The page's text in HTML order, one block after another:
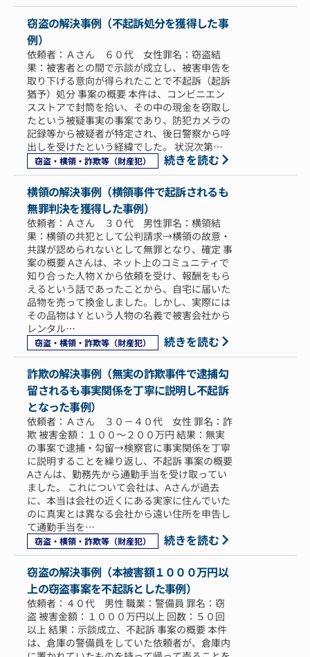
窃盗の解決事例（不起訴処分を獲得した事
例）
依頼者：Ａさん ６０代 女性罪名：窃盗結
果：被害者との間で示談が成立し、被害申告を
取り下げる意向が得られたことで不起訴（起訴
猶予）処分 事案の概要 本件は、コンビニエン
スストアで封筒を拾い、その中の現金を窃取し
たという被疑事実の事案であり、防犯カメラの
記録等から被疑者が特定され、後日警察から呼
出しを受けたという経緯でした。 状況次第…
窃盗・横領・詐欺等（財産犯）
続きを読む
横領の解決事例（横領事件で起訴されるも
無罪判決を獲得した事例）
依頼者：Ａさん ３０代 男性罪名：横領結
果：横領の共犯として公判請求→横領の故意・
共謀が認められないとして無罪となり、確定 事
案の概要 Aさんは、ネット上のコミュニティで
知り合った人物Ｘから依頼を受け、報酬をもら
えるという話であったことから、自宅に届いた
品物を売って換金しました。しかし、実際には
その品物はＹという人物の名義で被害会社から
レンタル…
窃盗・横領・詐欺等（財産犯）
続きを読む
詐欺の解決事例（無実の詐欺事件で逮捕勾
留されるも事実関係を丁寧に説明し不起訴
となった事例）
依頼者：Ａさん ３０－４０代 女性 罪名：詐
欺 被害金額：１００～２００万円 結果：無実
の事案で逮捕・勾留→検察官に事実関係を丁寧
に説明することを繰り返し、不起訴 事案の概要
Aさんは、勤務先から通勤手当を受け取ってい
ました。 これについて会社は、Aさんが過去
に、本当は会社の近くにある実家に住んでいた
のに真実とは異なる会社から遠い住所を申告し
て通勤手当を…
窃盗・横領・詐欺等（財産犯）
続きを読む
窃盗の解決事例（本被害額１０００万円以
上の窃盗事案を不起訴とした事例）
依頼者：４０代 男性 職業：警備員 罪名：窃
盗 被害金額：１０００万円以上 回数：５０回
以上 結果：示談成立、不起訴 事案の概要 本件
は、倉庫の警備員をしていた依頼者が、倉庫内